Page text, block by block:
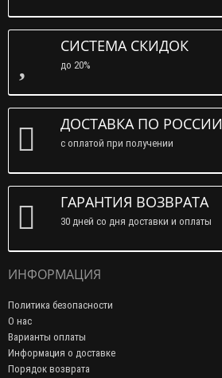
СИСТЕМА СКИДОК
до 20%
ДОСТАВКА ПО РОССИИ
с оплатой при получении
ГАРАНТИЯ ВОЗВРАТА
30 дней со дня доставки и оплаты
ИНФОРМАЦИЯ
Политика безопасности
О нас
Варианты оплаты
Информация о доставке
Порядок возврата